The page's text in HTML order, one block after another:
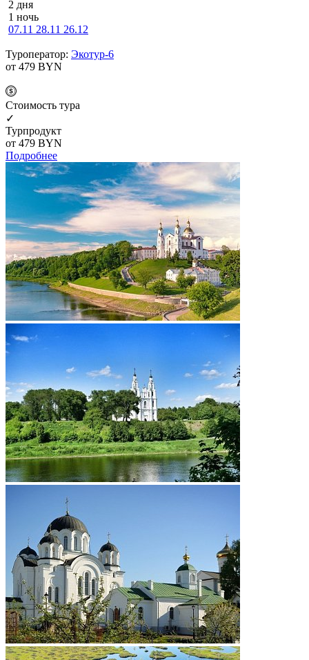
2 дня
1 ночь
07.11 28.11 26.12
Туроператор: Экотур-6
от 479 BYN
Cтоимость тура
✓
Турпродукт
от 479 BYN
Подробнее